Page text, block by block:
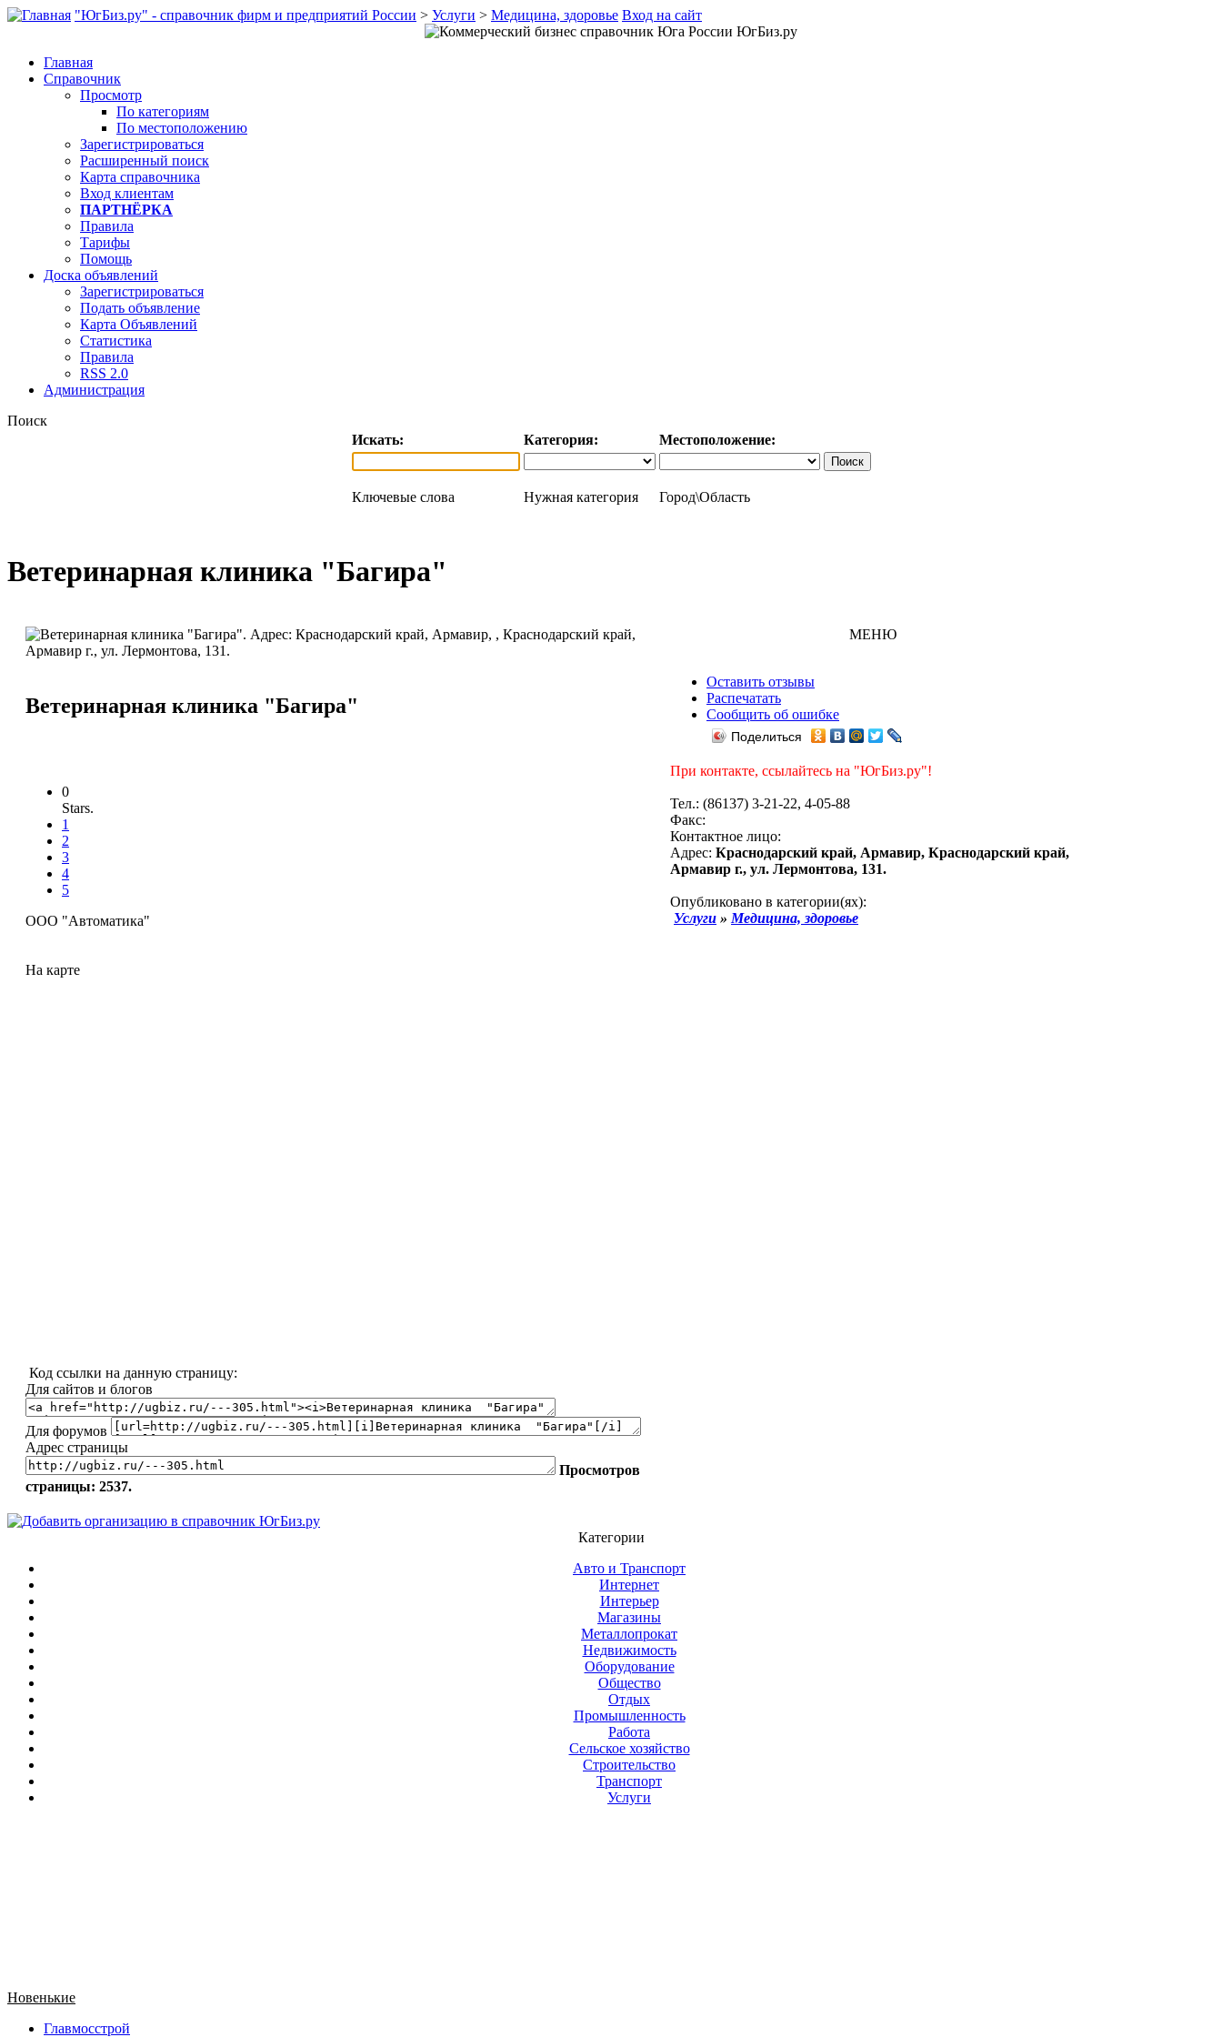
"ЮгБиз.ру" - справочник фирм и предприятий России > Услуги > Медицина, здоровье Вход на сайт
Главная
Справочник
Просмотр
По категориям
По местоположению
Зарегистрироваться
Расширенный поиск
Карта справочника
Вход клиентам
ПАРТНЁРКА
Правила
Тарифы
Помощь
Доска объявлений
Зарегистрироваться
Подать объявление
Карта Объявлений
Статистика
Правила
RSS 2.0
Администрация
Поиск
Искать:
Категория: Местоположение:
Ключевые слова Нужная категория Город\Область
Ветеринарная клиника "Багира"
Ветеринарная клиника "Багира"
0
Stars.
1
2
3
4
5
ООО "Автоматика"
На карте
Код ссылки на данную страницу:
Для сайтов и блогов
Для форумов
Адрес страницы
Просмотров
страницы: 2537.
МЕНЮ
Оставить отзывы
Распечатать
Сообщить об ошибке
Поделиться
При контакте, ссылайтесь на "ЮгБиз.ру"!
Тел.: (86137) 3-21-22, 4-05-88
Факс:
Контактное лицо:
Адрес: Краснодарский край, Армавир, Краснодарский край,
Армавир г., ул. Лермонтова, 131.
Опубликовано в категории(ях):
Услуги » Медицина, здоровье
Категории
Авто и Транспорт
Интернет
Интерьер
Магазины
Металлопрокат
Недвижимость
Оборудование
Общество
Отдых
Промышленность
Работа
Сельское хозяйство
Строительство
Транспорт
Услуги
Новенькие
Главмосстрой